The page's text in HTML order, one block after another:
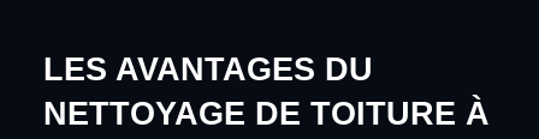
LES AVANTAGES DU
NETTOYAGE DE TOITURE À